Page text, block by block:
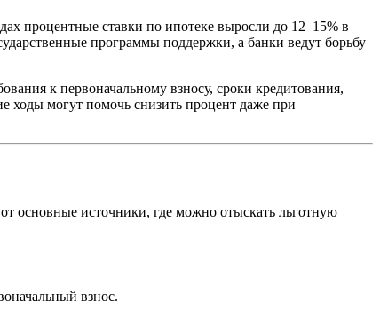
процентные ставки по ипотеке выросли до 12–15% в
программы поддержки, а банки ведут борьбу
к первоначальному взносу, сроки кредитования,
ходы могут помочь снизить процент даже при
основные источники, где можно отыскать льготную
взнос.